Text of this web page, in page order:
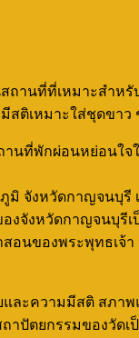
ถานที่ที่เหมาะสำ
สติเหมาะใส่ชุดข
นที่พักผ่อนหย่อนใจ
จังหวัดกาญจนบุ
จังหวัดกาญจนบุ
นของพระพุทธเจ้า
ะความมีสติ สภา
าปัตยกรรมของวั